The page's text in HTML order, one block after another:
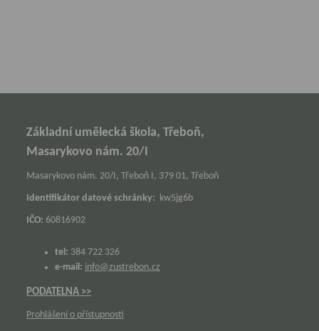
Základní umělecká škola, Třeboň,
Masarykovo nám. 20/I
Masarykovo nám. 20/I, Třeboň I, 379 01, Třeboň
Identifikátor datové schránky: kw5jg6b
IČO: 60816902
tel: 384 722 326
e-mail: info@zustrebon.cz
PODATELNA >>
Prohlášení o přístupnosti